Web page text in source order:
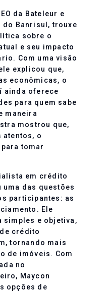
da Bateleur e
Banrisul, trouxe
sobre o
e seu impacto
Com uma visão
explicou que,
econômicas, o
ainda oferece
para quem sabe
maneira
mostrou que,
atentos, o
tomar
em crédito
das questões
participantes: as
Ele
simples e objetiva,
crédito
tornando mais
de imóveis. Com
no
Maycon
opções de